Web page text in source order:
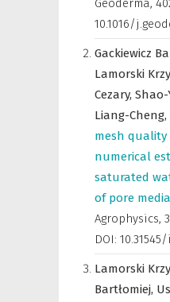
Geoderma,
10.1016/
Gackiewicz
Lamorski
Cezary, Shao-
Liang-Cheng,
mesh
numerical
saturated
of pore media
Agrophysics,
DOI:
Lamorski
Bartłomiej,